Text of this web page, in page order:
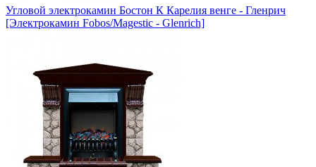
Угловой электрокамин Бостон К Карелия венге - Гленрич
[Электрокамин Fobos/Magestic - Glenrich]